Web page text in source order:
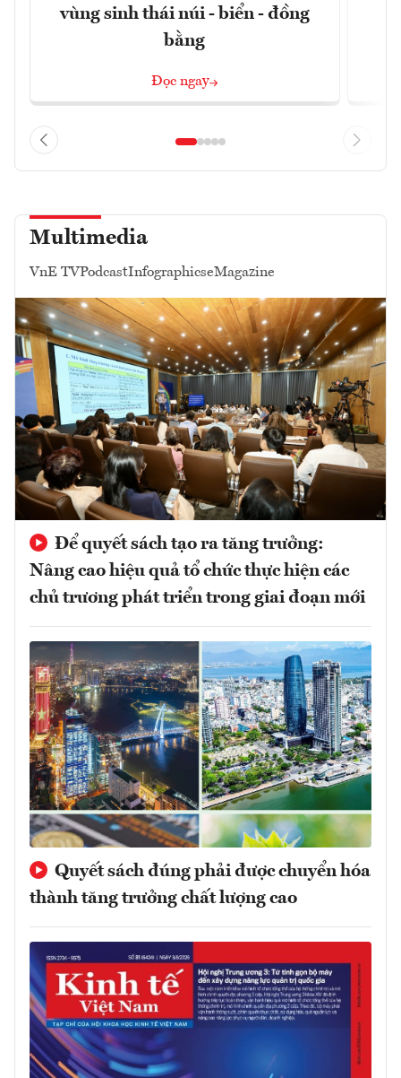
vùng sinh thái núi - biển - đồng
bằng
Đọc ngay
Multimedia
VnE TVPodcastInfographicseMagazine
Để quyết sách tạo ra tăng trưởng:
Nâng cao hiệu quả tổ chức thực hiện các
chủ trương phát triển trong giai đoạn mới
Quyết sách đúng phải được chuyển hóa
thành tăng trưởng chất lượng cao